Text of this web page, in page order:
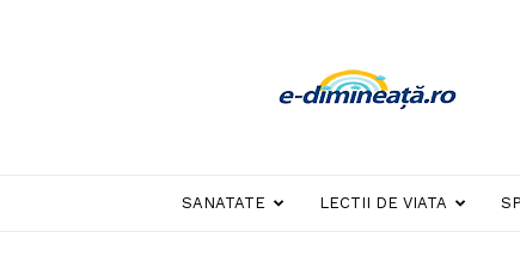
dimineata
SANATATE LECTII DE VIATA